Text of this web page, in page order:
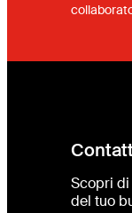
Scopri
del tuo